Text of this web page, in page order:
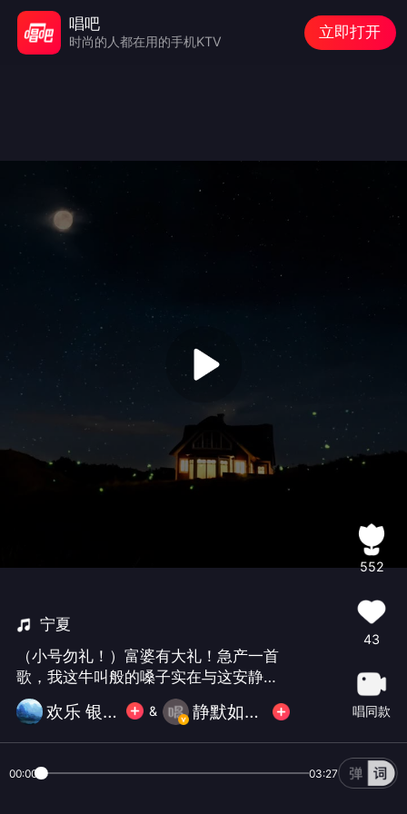
宁夏
（小号勿礼！）富婆有大礼！急产一首
歌，我这牛叫般的嗓子实在与这安静的
意境不搭，无奈其它的又不会，女声歌
还是女生唱才好听！只能打个酱油了😂
😂😂😂
欢乐 银图腾 & 静默如初🐠🐠
552
43
唱同款
00:00 03:27
唱吧
时尚的人都在用的手机KTV
立即打开